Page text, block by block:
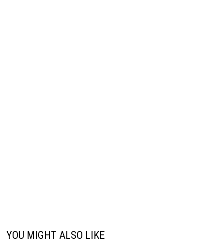
YOU MIGHT ALSO LIKE